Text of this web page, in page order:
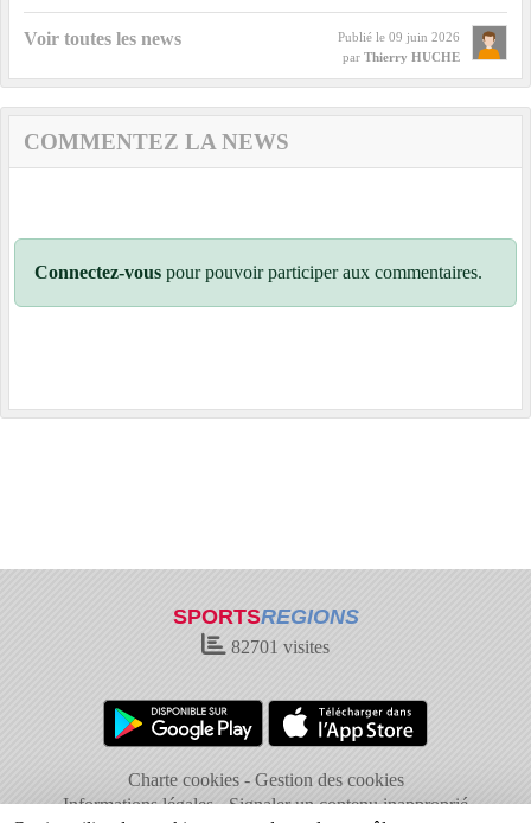
Voir toutes les news Publié le 09 juin 2026
par Thierry HUCHE
COMMENTEZ LA NEWS
Connectez-vous pour pouvoir participer aux commentaires.
SPORTSREGIONS
82701 visites
Charte cookies
Gestion des cookies
Informations légales
Signaler un contenu inapproprié